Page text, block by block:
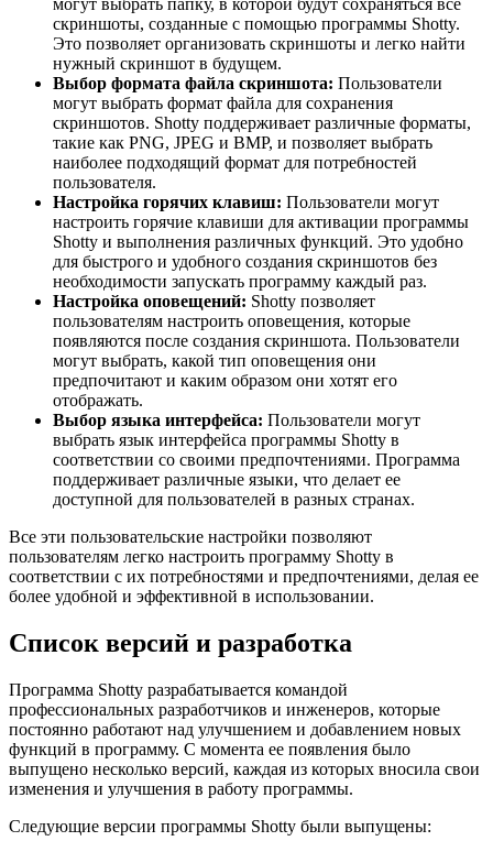
могут выбрать папку, в которой будут сохраняться все
скриншоты, созданные с помощью программы Shotty.
Это позволяет организовать скриншоты и легко найти
нужный скриншот в будущем.
Выбор формата файла скриншота: Пользователи
могут выбрать формат файла для сохранения
скриншотов. Shotty поддерживает различные форматы,
такие как PNG, JPEG и BMP, и позволяет выбрать
наиболее подходящий формат для потребностей
пользователя.
Настройка горячих клавиш: Пользователи могут
настроить горячие клавиши для активации программы
Shotty и выполнения различных функций. Это удобно
для быстрого и удобного создания скриншотов без
необходимости запускать программу каждый раз.
Настройка оповещений: Shotty позволяет
пользователям настроить оповещения, которые
появляются после создания скриншота. Пользователи
могут выбрать, какой тип оповещения они
предпочитают и каким образом они хотят его
отображать.
Выбор языка интерфейса: Пользователи могут
выбрать язык интерфейса программы Shotty в
соответствии со своими предпочтениями. Программа
поддерживает различные языки, что делает ее
доступной для пользователей в разных странах.
Все эти пользовательские настройки позволяют
пользователям легко настроить программу Shotty в
соответствии с их потребностями и предпочтениями, делая ее
более удобной и эффективной в использовании.
Список версий и разработка
Программа Shotty разрабатывается командой
профессиональных разработчиков и инженеров, которые
постоянно работают над улучшением и добавлением новых
функций в программу. С момента ее появления было
выпущено несколько версий, каждая из которых вносила свои
изменения и улучшения в работу программы.
Следующие версии программы Shotty были выпущены: